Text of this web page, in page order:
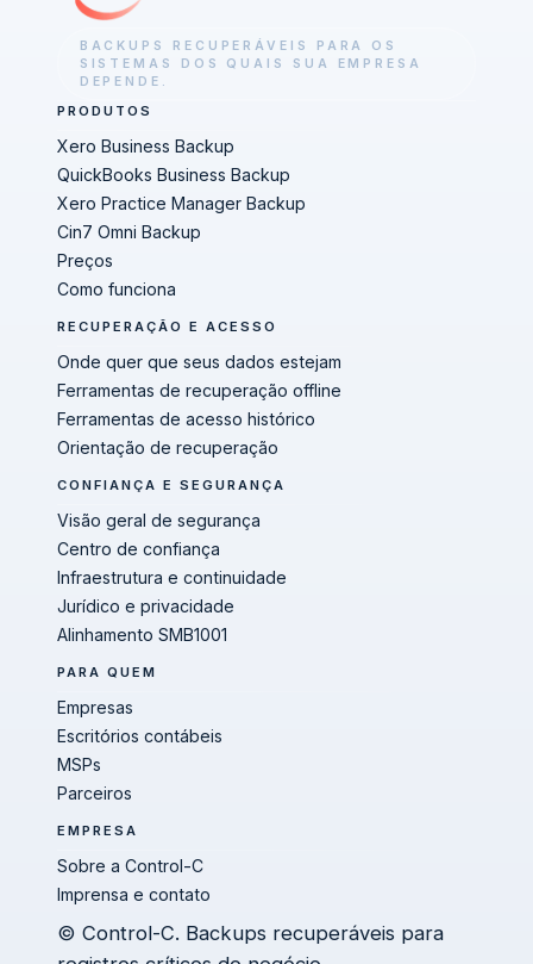
BACKUPS RECUPERÁVEIS PARA OS
SISTEMAS DOS QUAIS SUA EMPRESA
DEPENDE.
PRODUTOS
Xero Business Backup
QuickBooks Business Backup
Xero Practice Manager Backup
Cin7 Omni Backup
Preços
Como funciona
RECUPERAÇÃO E ACESSO
Onde quer que seus dados estejam
Ferramentas de recuperação offline
Ferramentas de acesso histórico
Orientação de recuperação
CONFIANÇA E SEGURANÇA
Visão geral de segurança
Centro de confiança
Infraestrutura e continuidade
Jurídico e privacidade
Alinhamento SMB1001
PARA QUEM
Empresas
Escritórios contábeis
MSPs
Parceiros
EMPRESA
Sobre a Control-C
Imprensa e contato
© Control-C. Backups recuperáveis para